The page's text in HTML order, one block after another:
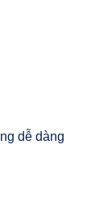
dễ dàng